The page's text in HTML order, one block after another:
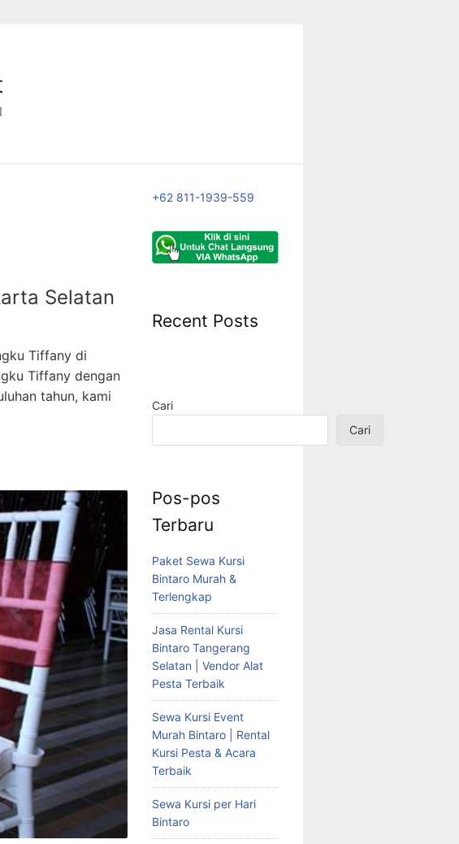
Selatan
Tiffany di
Tiffany dengan
tahun, kami
+62 811-1939-559
Recent Posts
Cari
Cari
Pos-pos
Terbaru
Paket Sewa Kursi
Bintaro Murah &
Terlengkap
Jasa Rental Kursi
Bintaro Tangerang
Selatan | Vendor Alat
Pesta Terbaik
Sewa Kursi Event
Murah Bintaro | Rental
Kursi Pesta & Acara
Terbaik
Sewa Kursi per Hari
Bintaro